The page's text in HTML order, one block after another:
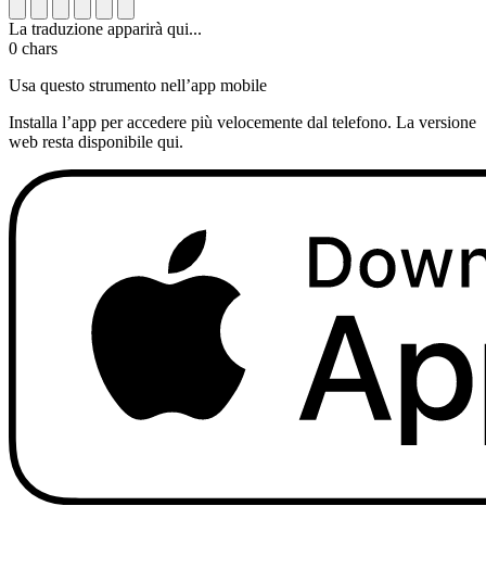
La traduzione apparirà qui...
0 chars
Usa questo strumento nell’app mobile
Installa l’app per accedere più velocemente dal telefono. La versione
web resta disponibile qui.